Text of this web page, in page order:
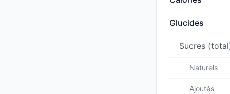
Glucides
Sucres
Naturels
Ajoutés